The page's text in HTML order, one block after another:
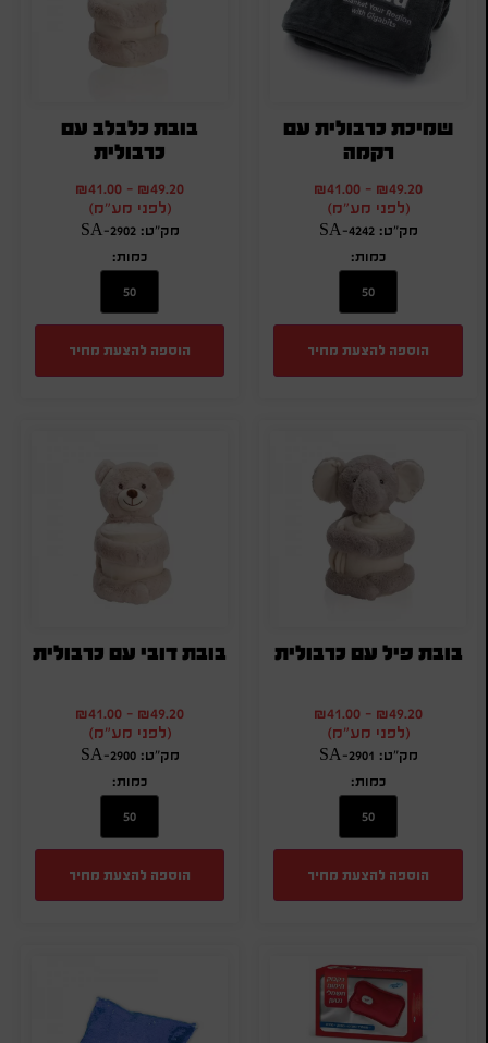
שמיכת כרבולית עם
רקמה
₪49.20
-
₪41.00
(לפני מע"מ)
מק"ט: SA-4242
כמות:
הוספה להצעת מחיר
בובת כלבלב עם
כרבולית
₪49.20
-
₪41.00
(לפני מע"מ)
מק"ט: SA-2902
כמות:
הוספה להצעת מחיר
בובת פיל עם כרבולית
₪49.20
-
₪41.00
(לפני מע"מ)
מק"ט: SA-2901
כמות:
הוספה להצעת מחיר
בובת דובי עם כרבולית
₪49.20
-
₪41.00
(לפני מע"מ)
מק"ט: SA-2900
כמות:
הוספה להצעת מחיר